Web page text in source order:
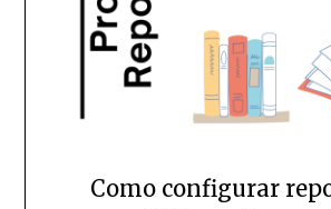
Como configurar